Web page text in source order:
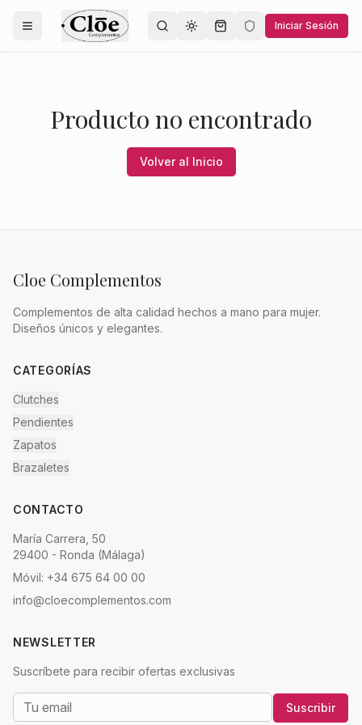
Toggle theme Iniciar Sesión
Producto no encontrado
Volver al Inicio
Cloe Complementos
Complementos de alta calidad hechos a mano para mujer.
Diseños únicos y elegantes.
CATEGORÍAS
Clutches
Pendientes
Zapatos
Brazaletes
CONTACTO
María Carrera, 50
29400 - Ronda (Málaga)
Móvil: +34 675 64 00 00
info@cloecomplementos.com
NEWSLETTER
Suscríbete para recibir ofertas exclusivas
Suscribir